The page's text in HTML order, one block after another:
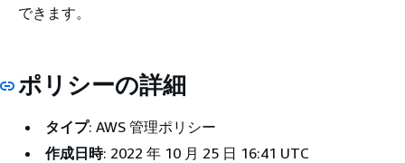
できます。
ポリシーの詳細
タイプ: AWS 管理ポリシー
作成日時: 2022 年 10 月 25 日 16:41 UTC